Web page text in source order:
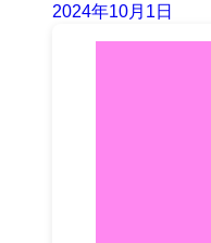
2024年10月1日